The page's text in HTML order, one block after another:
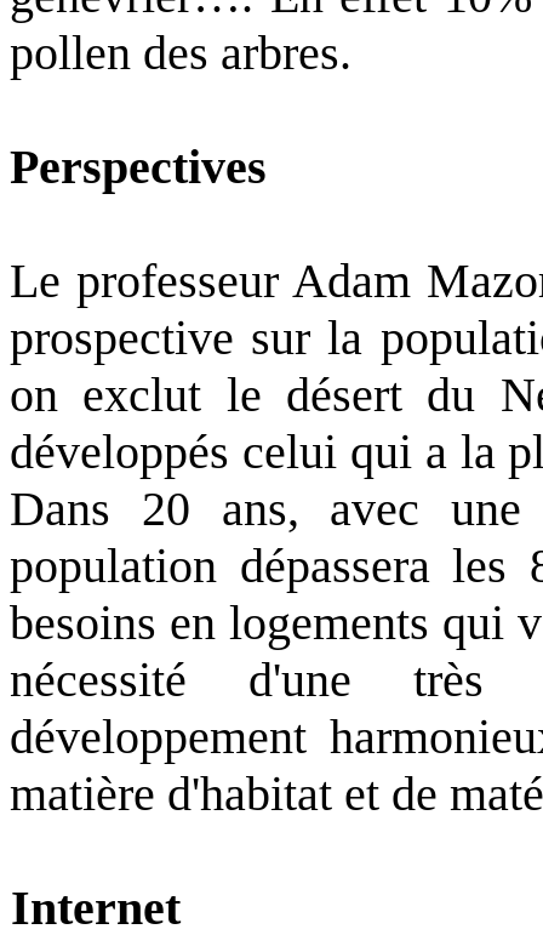
pollen des arbres.
Perspectives
Le professeur Adam
prospective sur la
on exclut le désert du
développés celui qui a la
Dans 20 ans, avec
population dépassera
besoins en logements qui
nécessité d'une
développement
matière d'habitat et de
Internet